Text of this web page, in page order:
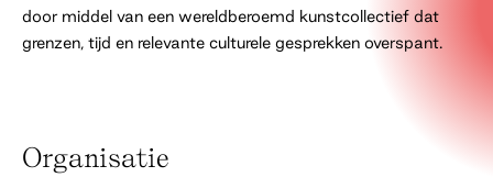
door middel van een wereldberoemd kunstcollectief dat
grenzen, tijd en relevante culturele gesprekken overspant.
Organisatie